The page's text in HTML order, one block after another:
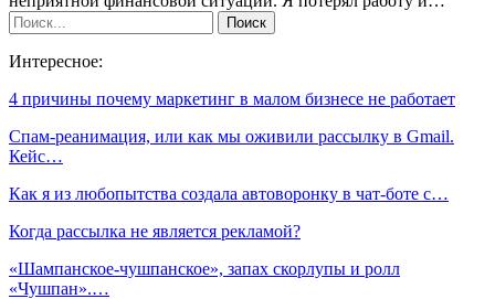
Интересное:
4 причины почему маркетинг в малом бизнесе не работает
Спам-реанимация, или как мы оживили рассылку в Gmail.
Кейс…
Как я из любопытства создала автоворонку в чат-боте с…
Когда рассылка не является рекламой?
«Шампанское-чушпанское», запах скорлупы и ролл
«Чушпан».…